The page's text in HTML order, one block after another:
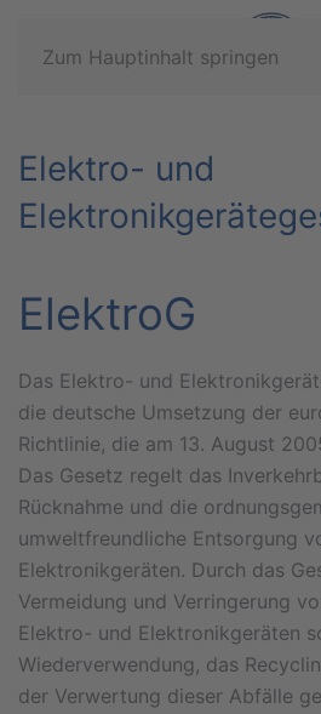
Zum Hauptinhalt springen
Elektro- und
ElektroG
Das Elektro- und
die deutsche Umsetzung der
Richtlinie, die am 13. August
Das Gesetz regelt das
Rücknahme und die
umweltfreundliche Entsorgung
Elektronikgeräten. Durch das
Vermeidung und Verringerung
Elektro- und Elektronikgeräten
Wiederverwendung, das
der Verwertung dieser Abfälle